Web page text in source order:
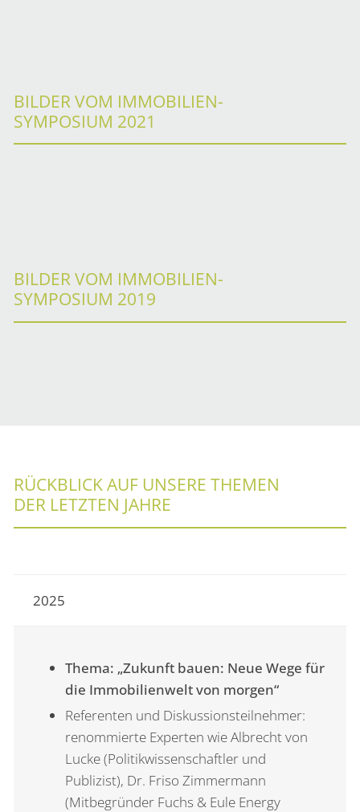
BILDER VOM IMMOBILIEN-
SYMPOSIUM 2021
BILDER VOM IMMOBILIEN-
SYMPOSIUM 2019
RÜCKBLICK AUF UNSERE THEMEN
DER LETZTEN JAHRE
2025
Thema: „Zukunft bauen: Neue Wege für
die Immobilienwelt von morgen“
Referenten und Diskussionsteilnehmer:
renommierte Experten wie Albrecht von
Lucke (Politikwissenschaftler und
Publizist), Dr. Friso Zimmermann
(Mitbegründer Fuchs & Eule Energy